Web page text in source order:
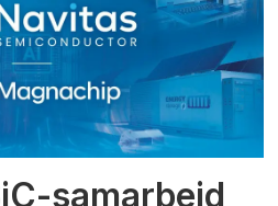
samarbeid